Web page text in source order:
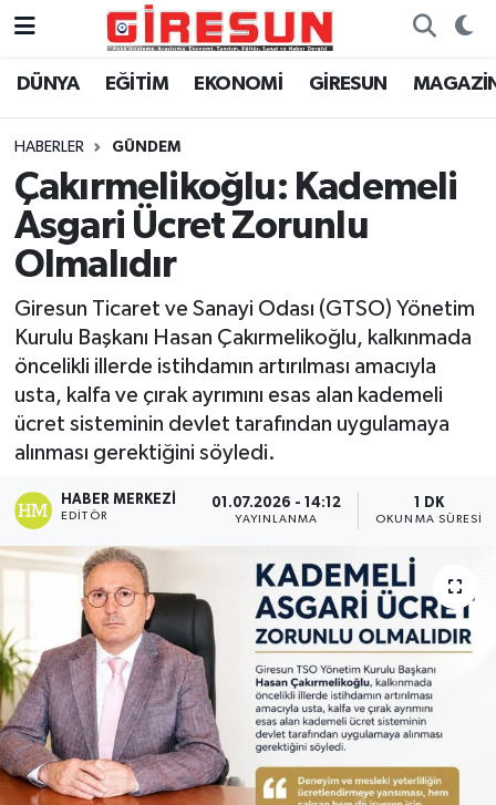
DÜNYA EĞİTİM EKONOMİ GİRESUN
HABERLER GÜNDEM
Çakırmelikoğlu: Kademeli
Asgari Ücret Zorunlu
Olmalıdır
Giresun Ticaret ve Sanayi Odası (GTSO) Yönetim
Kurulu Başkanı Hasan Çakırmelikoğlu, kalkınmada
öncelikli illerde istihdamın artırılması amacıyla
usta, kalfa ve çırak ayrımını esas alan kademeli
ücret sisteminin devlet tarafından uygulamaya
alınması gerektiğini söyledi.
HABER MERKEZI
EDITÖR
01.07.2026 - 14:12
YAYINLANMA
1 DK
OKUNMA SÜRESI
Hava Durumu
Trafik Durumu
Süper Lig Puan Durumu ve Fikstür
Tüm Manşetler
Son Dakika Haberleri
Haber Arşivi